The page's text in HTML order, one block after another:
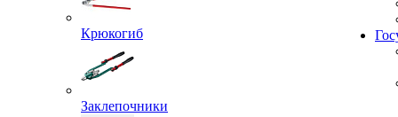
Крюкогиб
Заклепочники